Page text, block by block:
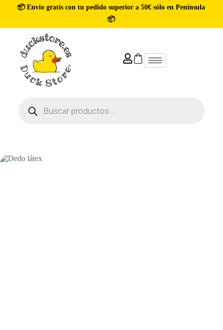
📦 Envío gratis con tu pedido superior a 50€ sólo en Península
📦